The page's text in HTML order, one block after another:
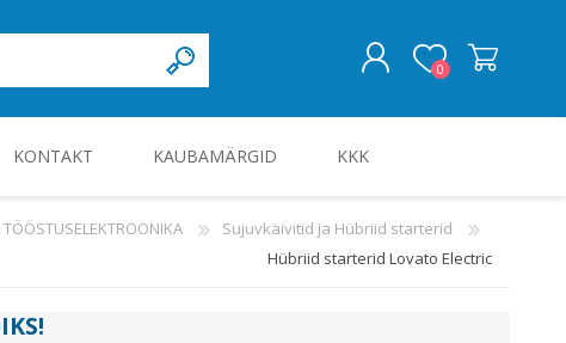
0
KONTAKT KAUBAMÄRGID KKK
TÖÖSTUSELEKTROONIKA
Sujuvkäivitid ja Hübriid starterid
Hübriid starterid Lovato Electric
!